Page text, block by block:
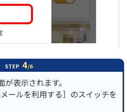
STEP 4/6
が表示されます。
メールを利用する］のスイッチを